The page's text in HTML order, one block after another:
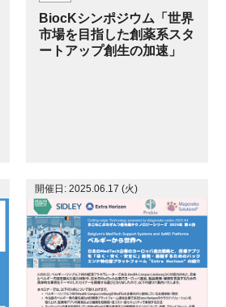
BiocKシンポジウム「世界
市場を目指した創薬系スタ
ートアップ創生の加速」
開催日: 2025.06.17 (火)